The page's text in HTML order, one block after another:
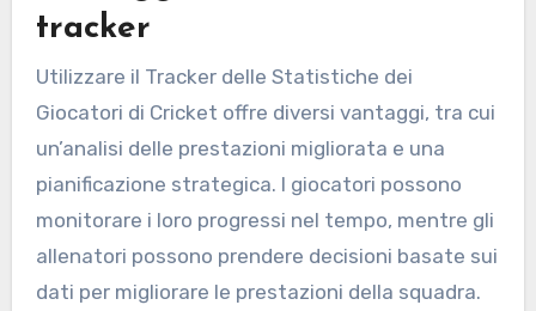
tracker
Utilizzare il Tracker delle Statistiche dei
Giocatori di Cricket offre diversi vantaggi, tra cui
un’analisi delle prestazioni migliorata e una
pianificazione strategica. I giocatori possono
monitorare i loro progressi nel tempo, mentre gli
allenatori possono prendere decisioni basate sui
dati per migliorare le prestazioni della squadra.